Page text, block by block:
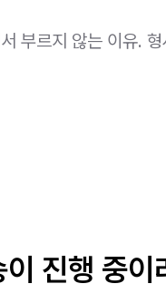
부르지 않는 이유.
진행 중이